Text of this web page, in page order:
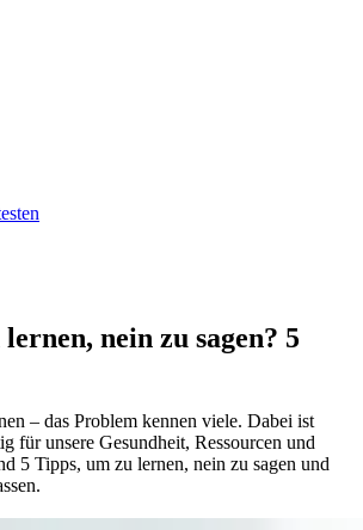
nein zu sagen? 5
– das Problem kennen viele. Dabei ist
für unsere Gesundheit, Ressourcen und
5 Tipps, um zu lernen, nein zu sagen und